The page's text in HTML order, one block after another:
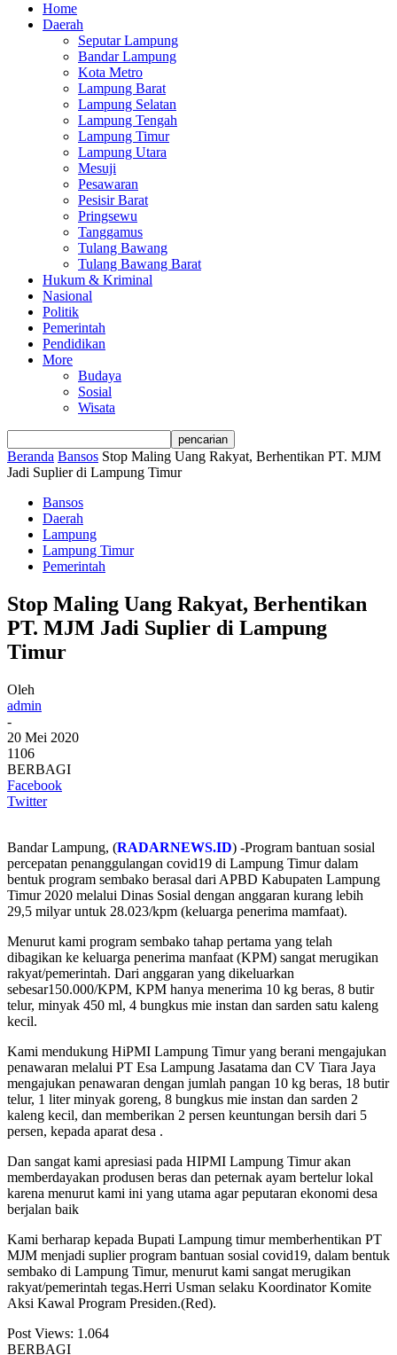
Home
Daerah
Seputar Lampung
Bandar Lampung
Kota Metro
Lampung Barat
Lampung Selatan
Lampung Tengah
Lampung Timur
Lampung Utara
Mesuji
Pesawaran
Pesisir Barat
Pringsewu
Tanggamus
Tulang Bawang
Tulang Bawang Barat
Hukum & Kriminal
Nasional
Politik
Pemerintah
Pendidikan
More
Budaya
Sosial
Wisata
Beranda Bansos Stop Maling Uang Rakyat, Berhentikan PT. MJM
Jadi Suplier di Lampung Timur
Bansos
Daerah
Lampung
Lampung Timur
Pemerintah
Stop Maling Uang Rakyat, Berhentikan
PT. MJM Jadi Suplier di Lampung
Timur
Oleh
admin
-
20 Mei 2020
1106
BERBAGI
Facebook
Twitter
Bandar Lampung, (RADARNEWS.ID) -Program bantuan sosial
percepatan penanggulangan covid19 di Lampung Timur dalam
bentuk program sembako berasal dari APBD Kabupaten Lampung
Timur 2020 melalui Dinas Sosial dengan anggaran kurang lebih
29,5 milyar untuk 28.023/kpm (keluarga penerima mamfaat).
Menurut kami program sembako tahap pertama yang telah
dibagikan ke keluarga penerima manfaat (KPM) sangat merugikan
rakyat/pemerintah. Dari anggaran yang dikeluarkan
sebesar150.000/KPM, KPM hanya menerima 10 kg beras, 8 butir
telur, minyak 450 ml, 4 bungkus mie instan dan sarden satu kaleng
kecil.
Kami mendukung HiPMI Lampung Timur yang berani mengajukan
penawaran melalui PT Esa Lampung Jasatama dan CV Tiara Jaya
mengajukan penawaran dengan jumlah pangan 10 kg beras, 18 butir
telur, 1 liter minyak goreng, 8 bungkus mie instan dan sarden 2
kaleng kecil, dan memberikan 2 persen keuntungan bersih dari 5
persen, kepada aparat desa .
Dan sangat kami apresiasi pada HIPMI Lampung Timur akan
memberdayakan produsen beras dan peternak ayam bertelur lokal
karena menurut kami ini yang utama agar peputaran ekonomi desa
berjalan baik
Kami berharap kepada Bupati Lampung timur memberhentikan PT
MJM menjadi suplier program bantuan sosial covid19, dalam bentuk
sembako di Lampung Timur, menurut kami sangat merugikan
rakyat/pemerintah tegas.Herri Usman selaku Koordinator Komite
Aksi Kawal Program Presiden.(Red).
Post Views: 1.064
BERBAGI